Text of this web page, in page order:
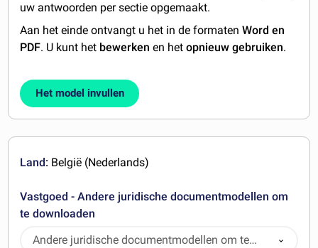
uw antwoorden per sectie opgemaakt.
Aan het einde ontvangt u het in de formatenWord en
PDF. U kunt het bewerken en hetopnieuw gebruiken.
Het model invullen
Land: België (Nederlands)
Vastgoed - Andere juridische documentmodellen om
te downloaden
Andere juridische documentmodellen om te